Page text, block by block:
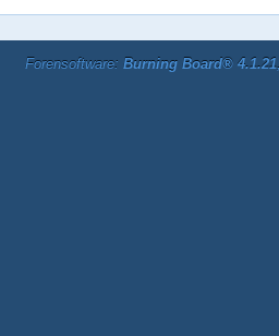
Forensoftware: Burning Board® 4.1.21